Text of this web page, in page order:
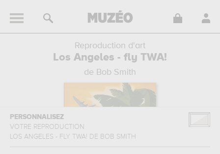
Reproduction d'art
Los Angeles - fly TWA!
de Bob Smith
PERSONNALISEZ
VOTRE REPRODUCTION
LOS ANGELES - FLY TWA! DE BOB SMITH